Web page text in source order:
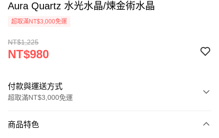
Aura Quartz 水光水晶/煉金術水晶
超取滿NT$3,000免運
NT$1,225
NT$980
付款與運送方式
超取滿NT$3,000免運
信用卡一次付款
商品特色